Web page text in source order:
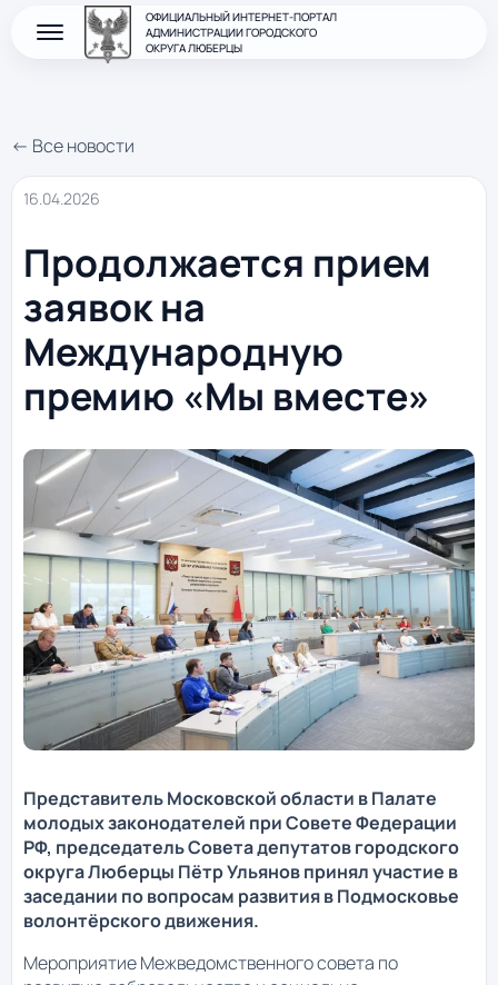
ОФИЦИАЛЬНЫЙ ИНТЕРНЕТ-ПОРТАЛ
АДМИНИСТРАЦИИ ГОРОДСКОГО
ОКРУГА ЛЮБЕРЦЫ
← Все новости
16.04.2026
Продолжается прием
заявок на
Международную
премию «Мы вместе»
Представитель Московской области в Палате
молодых законодателей при Совете Федерации
РФ, председатель Совета депутатов городского
округа Люберцы Пётр Ульянов принял участие в
заседании по вопросам развития в Подмосковье
волонтёрского движения.
Мероприятие Межведомственного совета по